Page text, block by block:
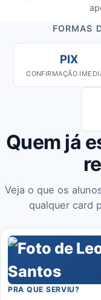
FORMAS
PIX
CONFIRMAÇÃO
Quem já
Veja o que os
qualquer card
PRA QUE SERVIU?